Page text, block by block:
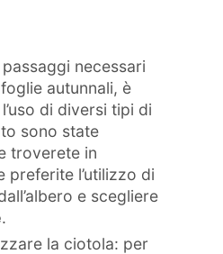
necessari
autunnali, è
di diversi tipi di
sono state
troverete in
l’utilizzo di
e scegliere
.
la ciotola: per